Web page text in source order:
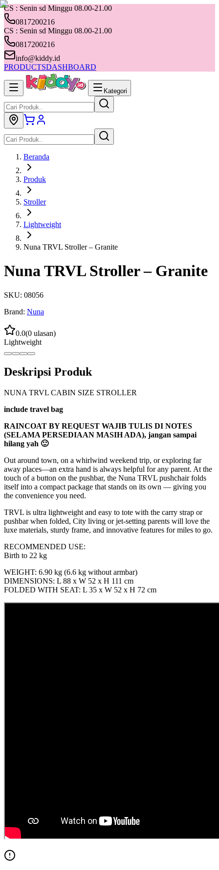
CS : Senin sd Minggu 08.00-21.00
0817200216
CS : Senin sd Minggu 08.00-21.00
0817200216
info@kiddy.id
PRODUCTSDASHBOARD
Kategori
Beranda
Produk
Stroller
Lightweight
Nuna TRVL Stroller – Granite
Nuna TRVL Stroller – Granite
SKU: 08056
Brand: Nuna
0.0(0 ulasan)
Lightweight
Deskripsi Produk
NUNA TRVL CABIN SIZE STROLLER
include travel bag
RAINCOAT BY REQUEST WAJIB TULIS DI NOTES
(SELAMA PERSEDIAAN MASIH ADA), jangan sampai
hilang yah 🙂
Out around town, on a whirlwind weekend trip, or exploring far
away places—an extra hand is always helpful for any parent. At the
touch of a button on the pushbar, the Nuna TRVL pushchair folds
itself into a compact package that stands on its own — giving you
the convenience you need.
TRVL is ultra lightweight and easy to tote with the carry strap or
pushbar when folded, City living or jet-setting parents will love the
luxe materials, sturdy frame, and innovative features for miles to go.
RECOMMENDED USE:
Birth to 22 kg
WEIGHT: 6.90 kg (6.6 kg without armbar)
DIMENSIONS: L 88 x W 52 x H 111 cm
FOLDED WITH SEAT: L 35 x W 52 x H 72 cm